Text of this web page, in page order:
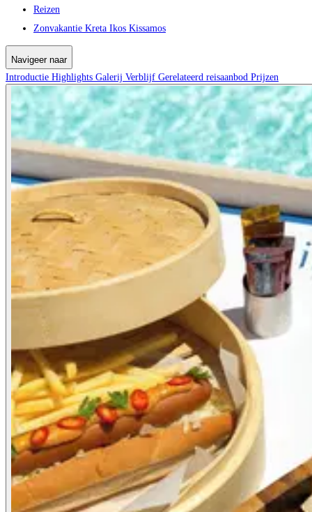
Reizen
Zonvakantie Kreta Ikos Kissamos
Navigeer naar
Introductie Highlights Galerij Verblijf Gerelateerd reisaanbod Prijzen